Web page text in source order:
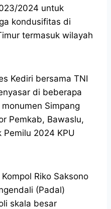
2024 untuk
kondusifitas di
termasuk wilayah
Kediri bersama TNI
di beberapa
Simpang
Pemkab, Bawaslu,
Pemilu 2024 KPU
Riko Saksono
(Padal)
skala besar